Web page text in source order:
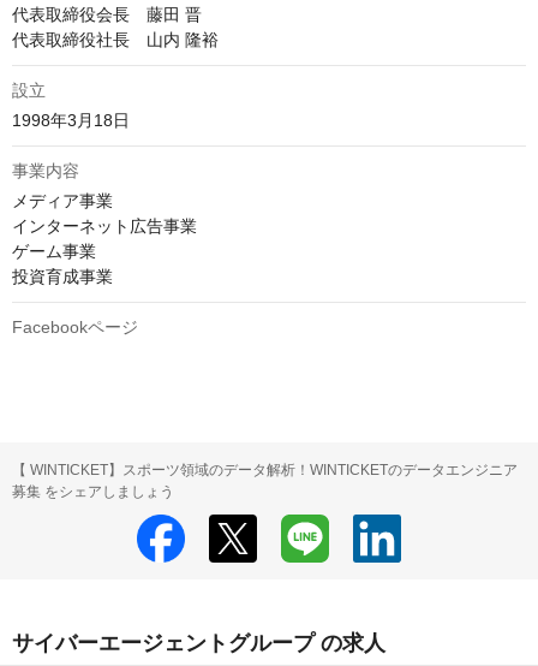
代表取締役会長　藤田 晋
代表取締役社長　山内 隆裕
設立
1998年3月18日
事業内容
メディア事業
インターネット広告事業
ゲーム事業
投資育成事業
Facebookページ
【 WINTICKET】スポーツ領域のデータ解析！WINTICKETのデータエンジニア
募集 をシェアしましょう
サイバーエージェントグループ の求人